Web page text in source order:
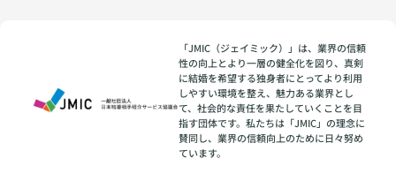
「JMIC（ジェイミック）」は、業界の信頼
性の向上とより一層の健全化を図り、真剣
に結婚を希望する独身者にとってより利用
しやすい環境を整え、魅力ある業界とし
て、社会的な責任を果たしていくことを目
指す団体です。私たちは「JMIC」の理念に
賛同し、業界の信頼向上のために日々努め
ています。